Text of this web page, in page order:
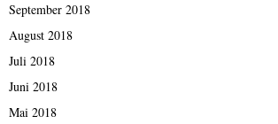
September 2018
August 2018
Juli 2018
Juni 2018
Mai 2018